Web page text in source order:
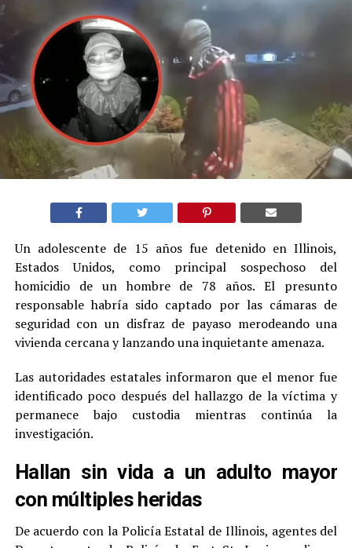
Un adolescente de 15 años fue detenido en Illinois,
Estados Unidos, como principal sospechoso del
homicidio de un hombre de 78 años. El presunto
responsable habría sido captado por las cámaras de
seguridad con un disfraz de payaso merodeando una
vivienda cercana y lanzando una inquietante amenaza.
Las autoridades estatales informaron que el menor fue
identificado poco después del hallazgo de la víctima y
permanece bajo custodia mientras continúa la
investigación.
Hallan sin vida a un adulto mayor
con múltiples heridas
De acuerdo con la Policía Estatal de Illinois, agentes del